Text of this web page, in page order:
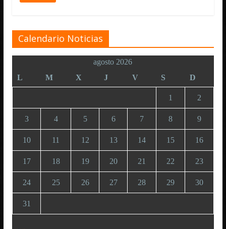
Calendario Noticias
agosto 2026
L
M X J V S D
1 2
3 4 5 6 7 8 9
10 11 12 13 14 15 16
17 18 19 20 21 22 23
24 25 26 27 28 29 30
31